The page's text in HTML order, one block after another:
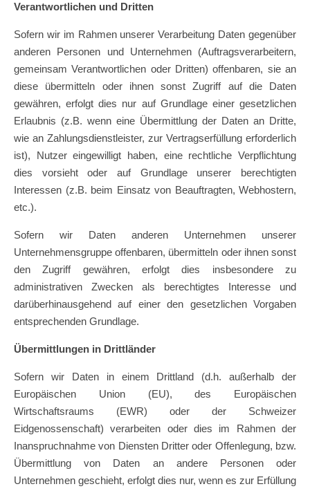
Verantwortlichen und Dritten
Sofern wir im Rahmen unserer Verarbeitung Daten gegenüber
anderen Personen und Unternehmen (Auftragsverarbeitern,
gemeinsam Verantwortlichen oder Dritten) offenbaren, sie an
diese übermitteln oder ihnen sonst Zugriff auf die Daten
gewähren, erfolgt dies nur auf Grundlage einer gesetzlichen
Erlaubnis (z.B. wenn eine Übermittlung der Daten an Dritte,
wie an Zahlungsdienstleister, zur Vertragserfüllung erforderlich
ist), Nutzer eingewilligt haben, eine rechtliche Verpflichtung
dies vorsieht oder auf Grundlage unserer berechtigten
Interessen (z.B. beim Einsatz von Beauftragten, Webhostern,
etc.).
Sofern wir Daten anderen Unternehmen unserer
Unternehmensgruppe offenbaren, übermitteln oder ihnen sonst
den Zugriff gewähren, erfolgt dies insbesondere zu
administrativen Zwecken als berechtigtes Interesse und
darüberhinausgehend auf einer den gesetzlichen Vorgaben
entsprechenden Grundlage.
Übermittlungen in Drittländer
Sofern wir Daten in einem Drittland (d.h. außerhalb der
Europäischen Union (EU), des Europäischen
Wirtschaftsraums (EWR) oder der Schweizer
Eidgenossenschaft) verarbeiten oder dies im Rahmen der
Inanspruchnahme von Diensten Dritter oder Offenlegung, bzw.
Übermittlung von Daten an andere Personen oder
Unternehmen geschieht, erfolgt dies nur, wenn es zur Erfüllung